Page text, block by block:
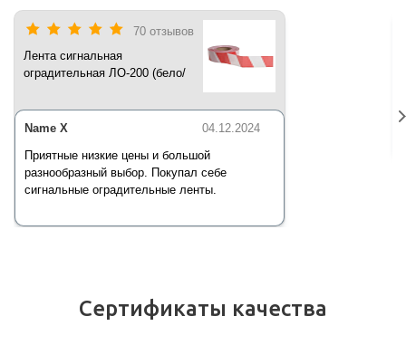
70 отзывов
Лента сигнальная
оградительная ЛО-200 (бело/
04.12.2024
Name X
Приятные низкие цены и большой
разнообразный выбор. Покупал себе
сигнальные оградительные ленты.
Сертификаты качества